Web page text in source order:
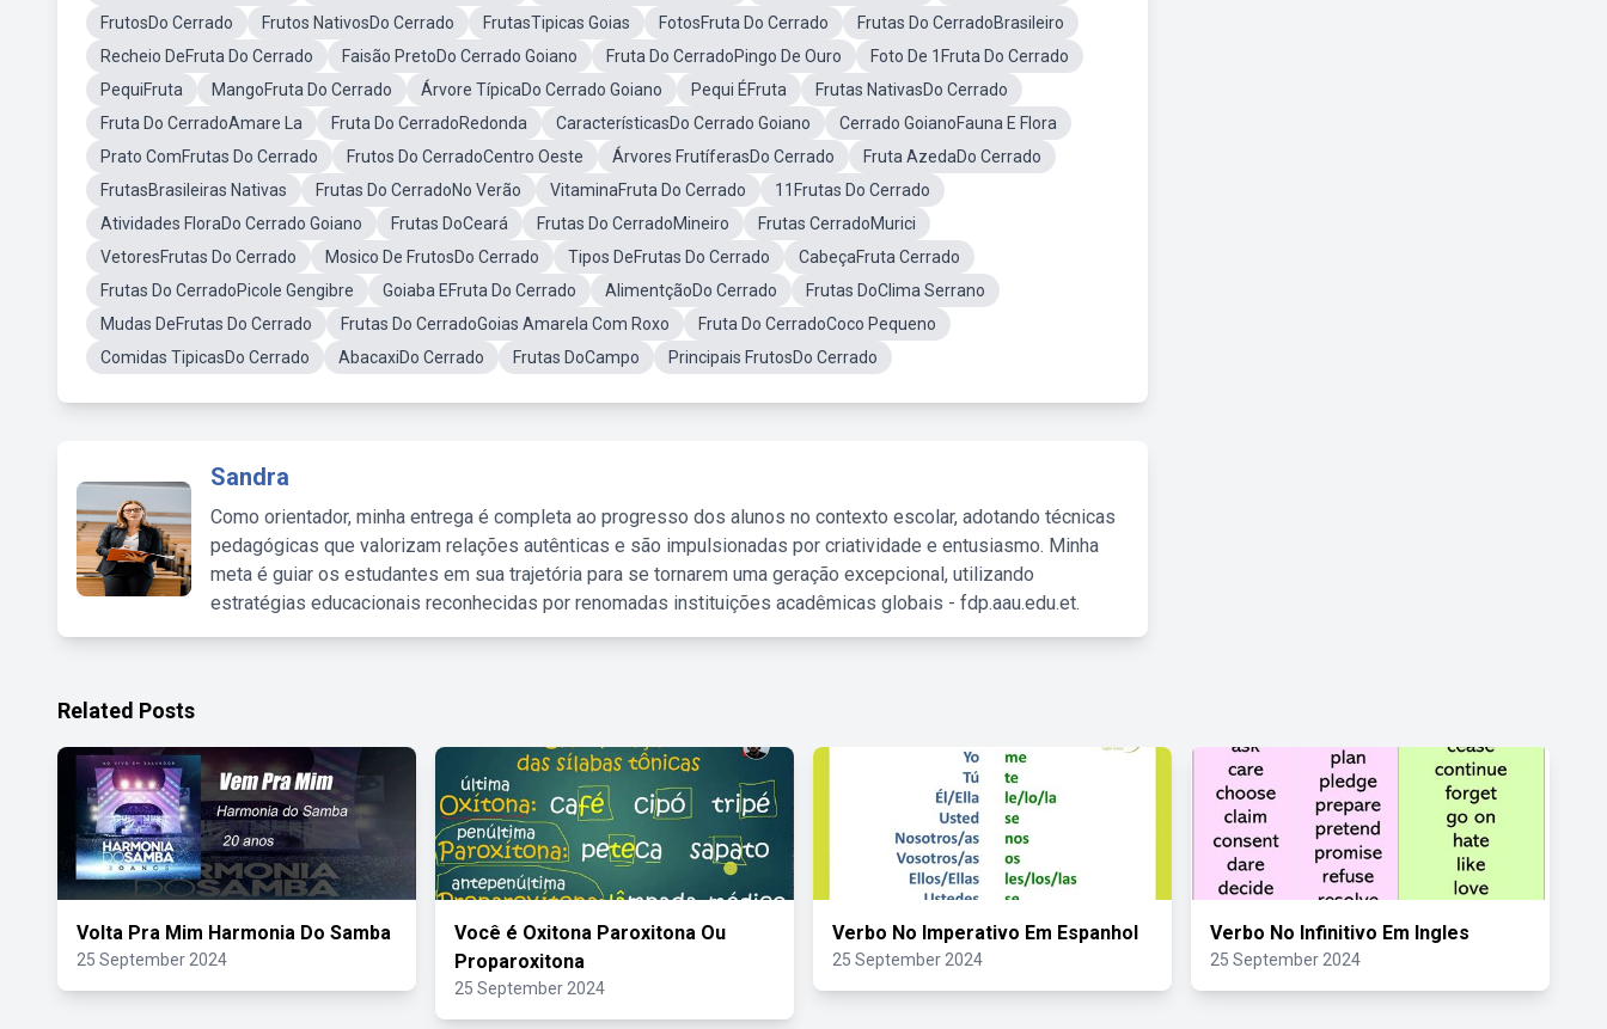
FrutosDo Cerrado
Frutos NativosDo Cerrado FrutasTipicas Goias FotosFruta Do Cerrado
Frutas Do CerradoBrasileiro
Recheio DeFruta Do Cerrado
Faisão PretoDo Cerrado Goiano Fruta Do CerradoPingo De Ouro
Foto De 1Fruta Do Cerrado
PequiFruta
MangoFruta Do Cerrado Árvore TípicaDo Cerrado Goiano Pequi ÉFruta
Frutas NativasDo Cerrado
Fruta Do CerradoAmare La
Fruta Do CerradoRedonda CaracterísticasDo Cerrado Goiano
Cerrado GoianoFauna E Flora
Prato ComFrutas Do Cerrado
Frutos Do CerradoCentro Oeste Árvores FrutíferasDo Cerrado
Fruta AzedaDo Cerrado
FrutasBrasileiras Nativas
Frutas Do CerradoNo Verão VitaminaFruta Do Cerrado
11Frutas Do Cerrado
Atividades FloraDo Cerrado Goiano
Frutas DoCeará Frutas Do CerradoMineiro
Frutas CerradoMurici
VetoresFrutas Do Cerrado
Mosico De FrutosDo Cerrado Tipos DeFrutas Do Cerrado
CabeçaFruta Cerrado
Frutas Do CerradoPicole Gengibre
Goiaba EFruta Do Cerrado AlimentçãoDo Cerrado
Frutas DoClima Serrano
Mudas DeFrutas Do Cerrado
Frutas Do CerradoGoias Amarela Com Roxo
Fruta Do CerradoCoco Pequeno
Comidas TipicasDo Cerrado
AbacaxiDo Cerrado Frutas DoCampo Principais FrutosDo Cerrado
Sandra
Como orientador, minha entrega é completa ao progresso dos alunos no contexto escolar, adotando técnicas
pedagógicas que valorizam relações autênticas e são impulsionadas por criatividade e entusiasmo. Minha
meta é guiar os estudantes em sua trajetória para se tornarem uma geração excepcional, utilizando
estratégias educacionais reconhecidas por renomadas instituições acadêmicas globais - fdp.aau.edu.et.
Related Posts
Volta Pra Mim Harmonia Do Samba
25 September 2024
Você é Oxitona Paroxitona Ou
Proparoxitona
25 September 2024
Verbo No Imperativo Em Espanhol
25 September 2024
Verbo No Infinitivo Em Ingles
25 September 2024